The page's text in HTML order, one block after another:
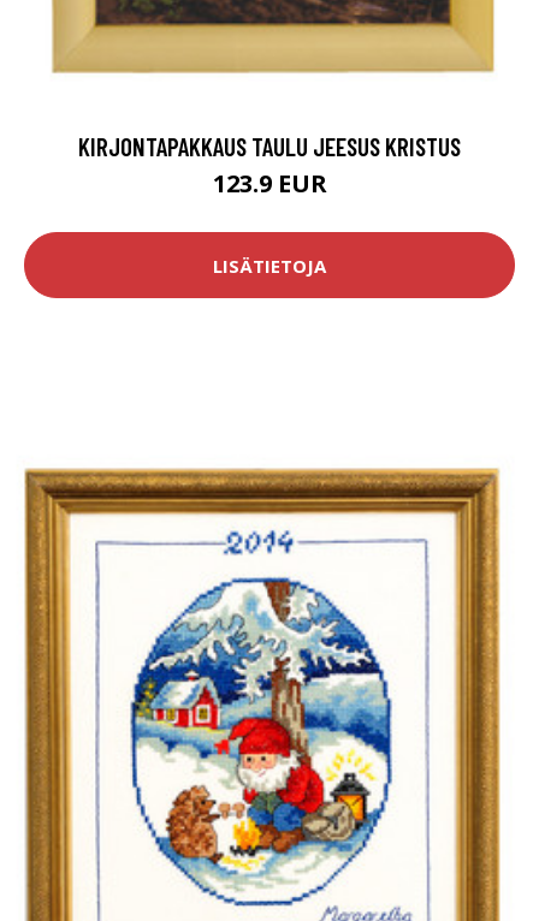
KIRJONTAPAKKAUS TAULU JEESUS KRISTUS
123.9 EUR
LISÄTIETOJA